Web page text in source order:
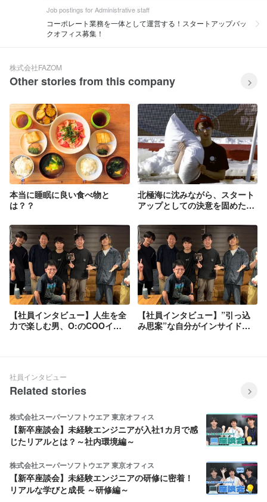
Job postings for Administrative staff
コーポレート業務を一体として運営する！スタートアップバッ
クオフィス募集！
株式会社FAZOM
Other stories from this company
本当に睡眠に良い食べ物と
は？？
北極海に沈みながら、スタート
アップとしての決意を固めた
【社員インタビュー】人生を全
力で楽しむ男、O:のCOOイン
【社員インタビュー】”引っ込
み思案”な自分がインサイドセ
社員インタビュー
Related stories
株式会社スーパーソフトウエア 東京オフィス
【新卒座談会】未経験エンジニアが入社1カ月で感
じたリアルとは？～社内環境編～
株式会社スーパーソフトウエア 東京オフィス
【新卒座談会】未経験エンジニアの研修に密着！
リアルな学びと成長 ～研修編～